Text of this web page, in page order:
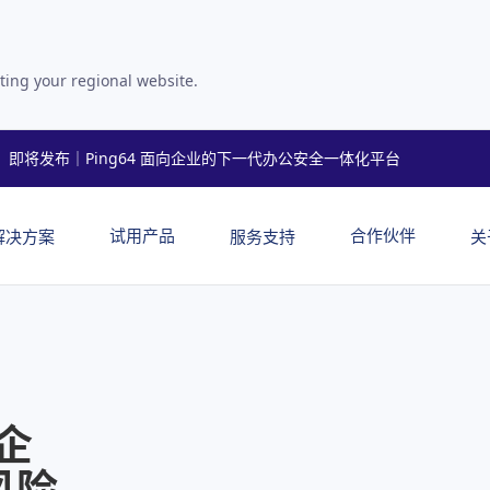
your regional website.
即将发布｜Ping64 面向企业的下一代办公安全一体化平台
决方案 试用产品 服务支持 合作伙伴